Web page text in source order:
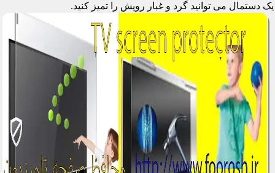
یک دستمال می توانید گرد و غبار رویش را تمیز کنید.